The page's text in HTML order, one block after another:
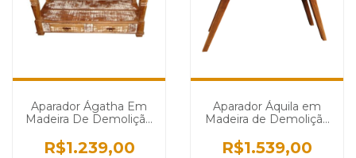
Aparador Ágatha Em
Madeira De Demolição
R$1.239,00
Aparador Áquila em
Madeira de Demolição
R$1.539,00